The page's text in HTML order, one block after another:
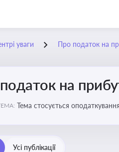
уваги Про податок на
на
Тема стосується
Усі публікації